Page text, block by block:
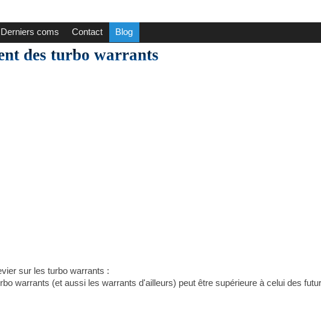
Derniers coms Contact Blog
des turbo warrants
sur les turbo warrants :
warrants (et aussi les warrants d'ailleurs) peut être supérieure à celui des